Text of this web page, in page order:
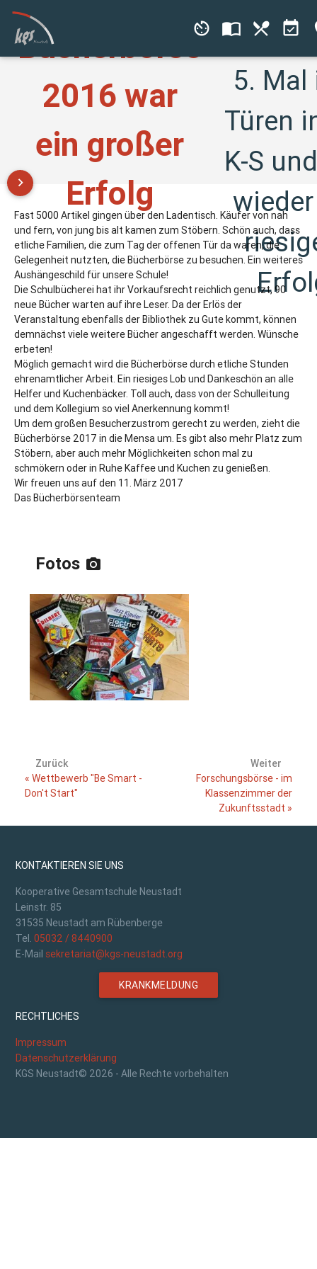
av_timer import_contacts local_dining event_available
keyboard_arrow_right
Bücherbörse
2016 war
ein großer
Erfolg
öffnete
5. Mal
Türen
K-S
Fast 5000 Artikel gingen über den Ladentisch. Käufer von nah
und fern, von jung bis alt kamen zum Stöbern. Schön auch, dass
etliche Familien, die zum Tag der offenen Tür da waren, die
Gelegenheit nutzten, die Bücherbörse zu besuchen. Ein weiteres
Aushängeschild für unsere Schule!
Die Schulbücherei hat ihr Vorkaufsrecht reichlich genutzt, 90
neue Bücher warten auf ihre Leser. Da der Erlös der
Veranstaltung ebenfalls der Bibliothek zu Gute kommt, können
demnächst viele weitere Bücher angeschafft werden. Wünsche
erbeten!
Möglich gemacht wird die Bücherbörse durch etliche Stunden
ehrenamtlicher Arbeit. Ein riesiges Lob und Dankeschön an alle
Helfer und Kuchenbäcker. Toll auch, dass von der Schulleitung
und dem Kollegium so viel Anerkennung kommt!
Um dem großen Besucherzustrom gerecht zu werden, zieht die
Bücherbörse 2017 in die Mensa um. Es gibt also mehr Platz zum
Stöbern, aber auch mehr Möglichkeiten schon mal zu
schmökern oder in Ruhe Kaffee und Kuchen zu genießen.
Wir freuen uns auf den 11. März 2017
Das Bücherbörsenteam
Fotos photo_camera
Zurück
« Wettbewerb "Be Smart -
Don't Start"
Weiter
Forschungsbörse - im
Klassenzimmer der
Zukunftsstadt »
KONTAKTIEREN SIE UNS
Kooperative Gesamtschule Neustadt
Leinstr. 85
31535 Neustadt am Rübenberge
Tel.05032 / 8440900
E-Mail sekretariat@kgs-neustadt.org
KRANKMELDUNG
RECHTLICHES
Impressum
Datenschutzerklärung
KGS Neustadt© 2026 - Alle Rechte vorbehalten